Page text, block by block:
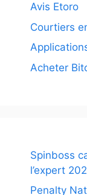
Avis Etoro
Courtiers
Acheter
Spinboss
l’expert
Penalty